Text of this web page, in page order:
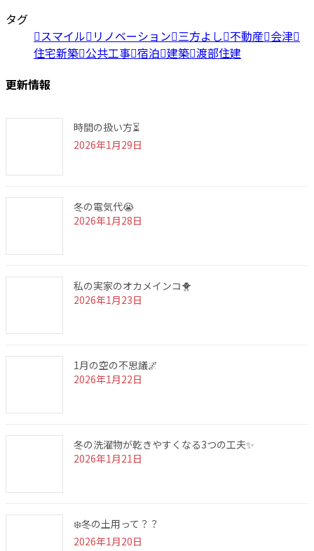
タグ
スマイル リノベーション 三方よし 不動産 会津
住宅新築 公共工事 宿泊 建築 渡部住建
更新情報
時間の扱い方⏳
2026年1月29日
冬の電気代😭
2026年1月28日
私の実家のオカメインコ🐥
2026年1月23日
1月の空の不思議🌌
2026年1月22日
冬の洗濯物が乾きやすくなる3つの工夫✨
2026年1月21日
❄️冬の土用って？？
2026年1月20日